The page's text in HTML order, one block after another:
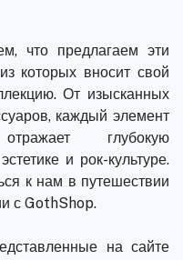
что предлагаем эти
которых вносит свой
От изысканных
каждый элемент
глубокую
и рок-культуре.
к нам в путешествии
с GothShop.
на сайте